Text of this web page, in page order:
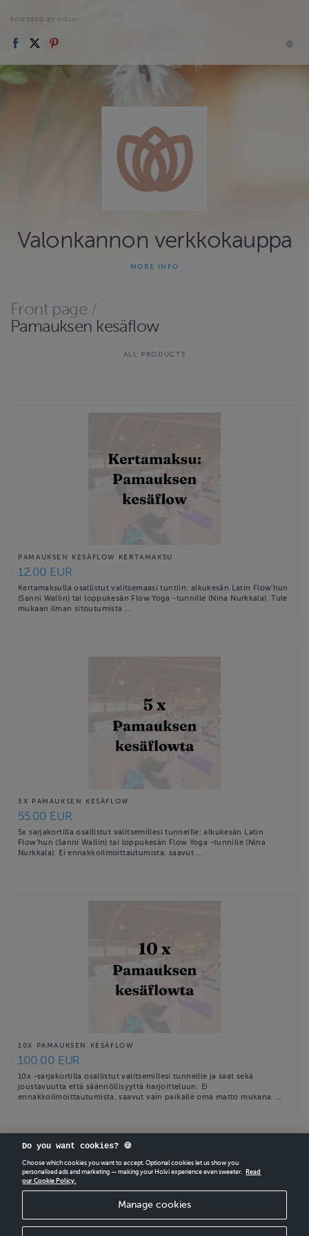
POWERED BY HOLVI
Valonkannon verkkokauppa
palveluita, joissa yhdistyvät ilmajooga ja flow-joogat,
äänimaljahoidot ja sointukylvyt sekä erilaiset tapahtumat ja
koulutukset. Verkkokaupastamme löydät mm. kertamaksu- ja
MORE INFO
Front page /
Pamauksen kesäflow
ALL PRODUCTS
PAMAUKSEN KESÄFLOW KERTAMAKSU
12.00 EUR
Kertamaksulla osallistut valitsemaasi tuntiin: alkukesän Latin Flow’hun
(Sanni Wallin) tai loppukesän Flow Yoga -tunnille (Nina Nurkkala). Tule
mukaan ilman sitoutumista …
5X PAMAUKSEN KESÄFLOW
55.00 EUR
5x sarjakortilla osallistut valitsemillesi tunneille: alkukesän Latin
Flow’hun (Sanni Wallin) tai loppukesän Flow Yoga -tunnille (Nina
Nurkkala). Ei ennakkoilmoittautumista, saavut …
10X PAMAUKSEN KESÄFLOW
100.00 EUR
10x -sarjakortilla osallistut valitsemillesi tunneille ja saat sekä
joustavuutta että säännöllisyyttä harjoitteluun. Ei
ennakkoilmoittautumista, saavut vain paikalle oma matto mukana. …
CREATEYOUR OWN HOLVI ONLINE STORE IN MINUTES.
Do you want cookies? 🍪
Choose which cookies you want to accept. Optional cookies let us show you
personalised ads and marketing — making your Holvi experience even sweeter.
Read
our Cookie Policy.
Manage cookies